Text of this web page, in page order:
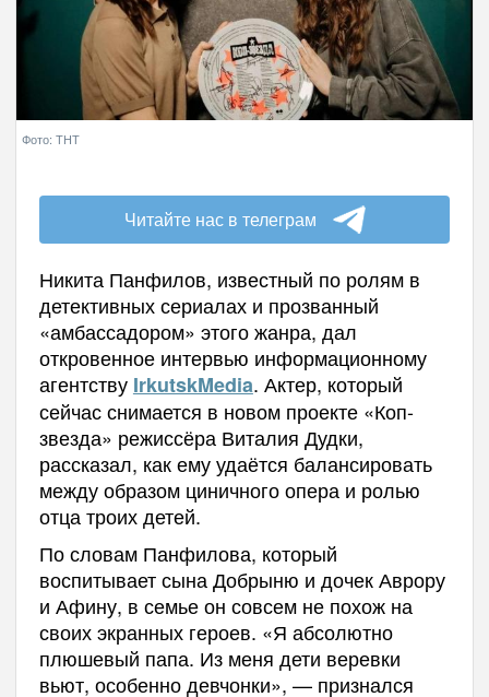
Фото: ТНТ
Читайте нас в телеграм
Никита Панфилов, известный по ролям в
детективных сериалах и прозванный
«амбассадором» этого жанра, дал
откровенное интервью информационному
агентству IrkutskMedia. Актер, который
сейчас снимается в новом проекте «Коп-
звезда» режиссёра Виталия Дудки,
рассказал, как ему удаётся балансировать
между образом циничного опера и ролью
отца троих детей.
По словам Панфилова, который
воспитывает сына Добрыню и дочек Аврору
и Афину, в семье он совсем не похож на
своих экранных героев. «Я абсолютно
плюшевый папа. Из меня дети веревки
вьют, особенно девчонки», — признался